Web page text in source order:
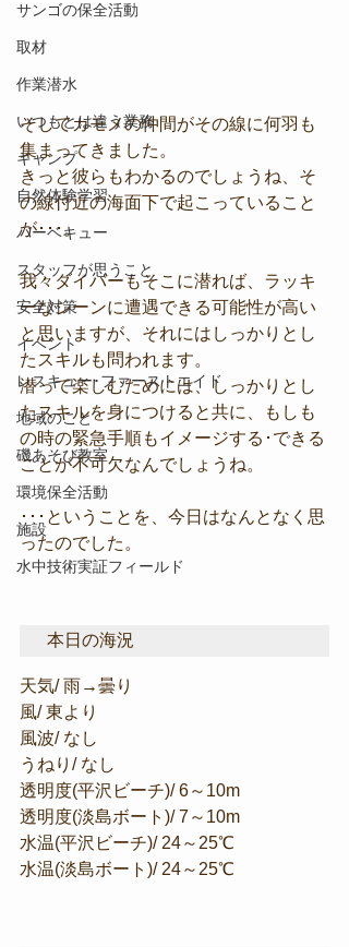
サンゴの保全活動
取材
作業潜水
いつもとは違う業務
キャンプ
自然体験学習
バーベキュー
スタッフが思うこと
安全対策
イベント
レスキュー･ファーストエイド
地域のこと
磯あそび教室
環境保全活動
施設
水中技術実証フィールド
そしてカモメの仲間がその線に何羽も
集まってきました。
きっと彼らもわかるのでしょうね、そ
の線付近の海面下で起こっていること
が･･･。
我々ダイバーもそこに潜れば、ラッキ
ーなシーンに遭遇できる可能性が高い
と思いますが、それにはしっかりとし
たスキルも問われます。
潜って楽しむためには、しっかりとし
たスキルを身につけると共に、もしも
の時の緊急手順もイメージする･できる
ことが不可欠なんでしょうね。
･･･ということを、今日はなんとなく思
ったのでした。
本日の海況
天気/ 雨→曇り
風/ 東より
風波/ なし
うねり/ なし
透明度(平沢ビーチ)/ 6～10m
透明度(淡島ボート)/ 7～10m
水温(平沢ビーチ)/ 24～25℃
水温(淡島ボート)/ 24～25℃